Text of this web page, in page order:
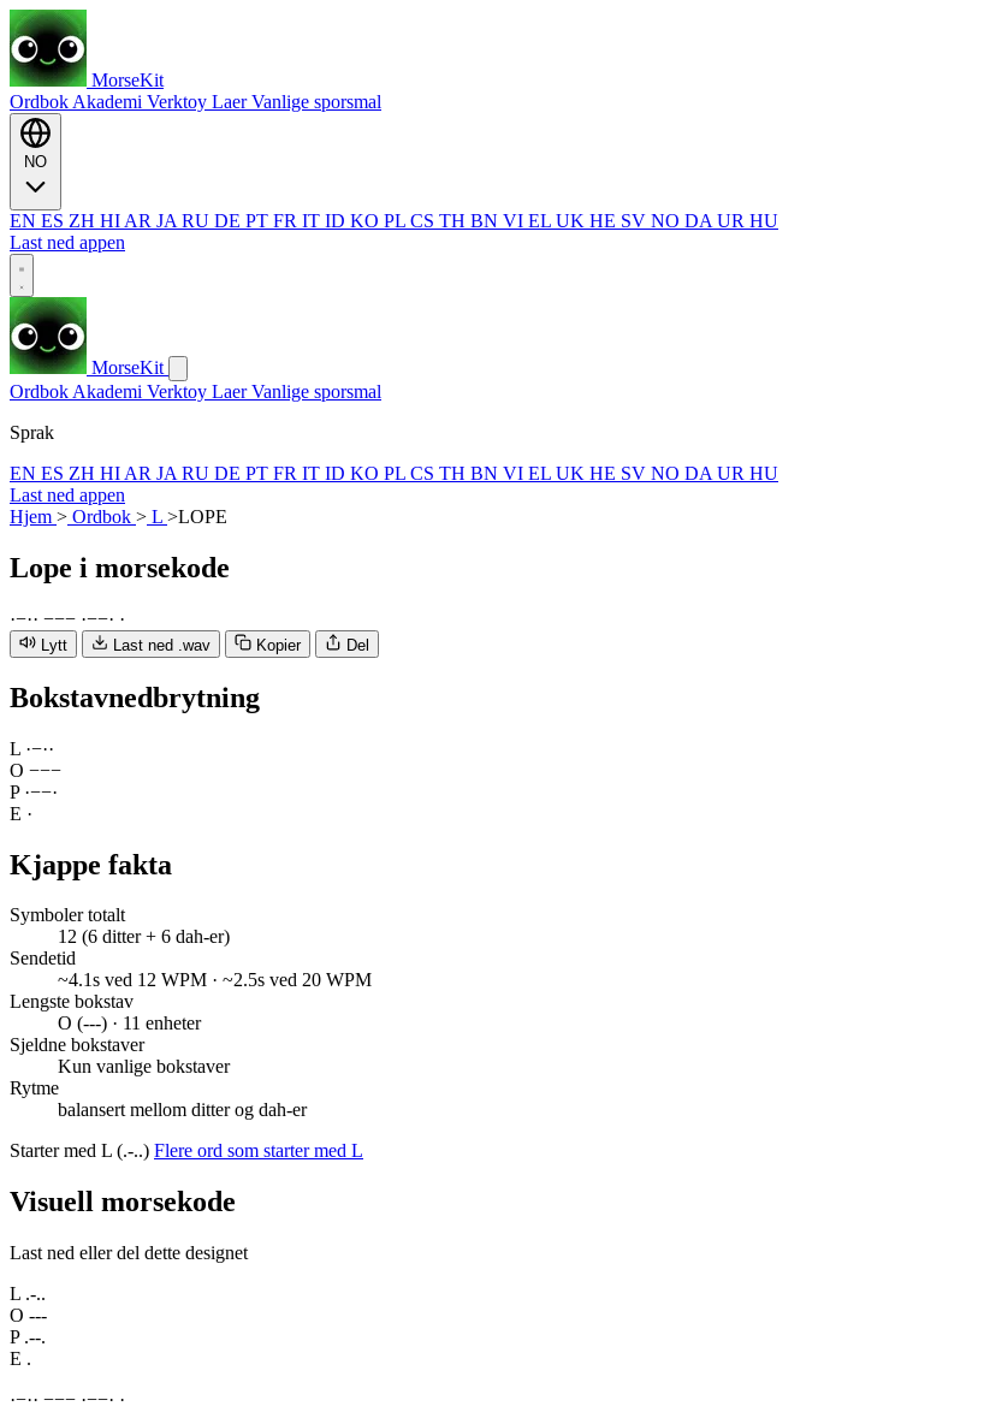
MorseKit
Ordbok Akademi Verktoy LaerVanlige sporsmal
EN ES ZH HI AR JA RU DE PT FR IT ID KO PL CS TH BN VI EL UK HE SV NO DA UR HU
Last ned appen
MorseKit
Ordbok Akademi Verktoy LaerVanlige sporsmal
Sprak
EN ES ZH HI AR JA RU DE PT FR IT ID KO PL CS TH BN VI EL UK HE SV NO DA UR HU
Last ned appen
Hjem > Ordbok > L >LOPE
Lope i morsekode
·−·· −−− ·−−· ·
Lytt Last ned .wav Kopier Del
Bokstavnedbrytning
L ·−··
O −−−
P ·−−·
E ·
Kjappe fakta
Symboler totalt
12 (6 ditter + 6 dah-er)
Sendetid
~4.1s ved 12 WPM · ~2.5s ved 20 WPM
Lengste bokstav
O (---) · 11 enheter
Sjeldne bokstaver
Kun vanlige bokstaver
Rytme
balansert mellom ditter og dah-er
Starter med L (.-..) Flere ord som starter med L
Visuell morsekode
Last ned eller del dette designet
L .-..
O ---
P .--.
E .
·−·· −−− ·−−· ·